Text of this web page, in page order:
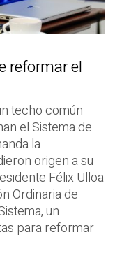
reformar el
techo común
el Sistema de
la
origen a su
Félix Ulloa
Ordinaria de
un
para reformar